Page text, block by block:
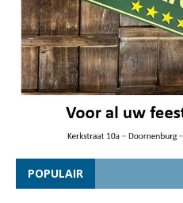
POPULAIR